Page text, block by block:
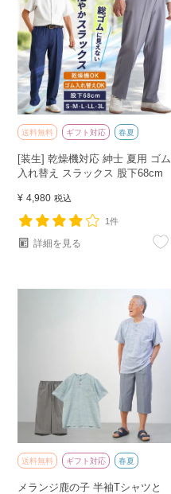
送料無料 ギフト対応 春夏
[装生] 乾燥機対応 紳士 夏用 ゴム
入れ替え スラックス 股下68cm
¥ 4,980 税込
1件
詳細を見る
送料無料 ギフト対応 春夏
メランジ鹿の子 半袖Tシャツと